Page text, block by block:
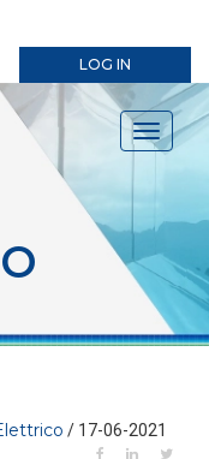
LOG IN
Toggle
/ 17-06-2021